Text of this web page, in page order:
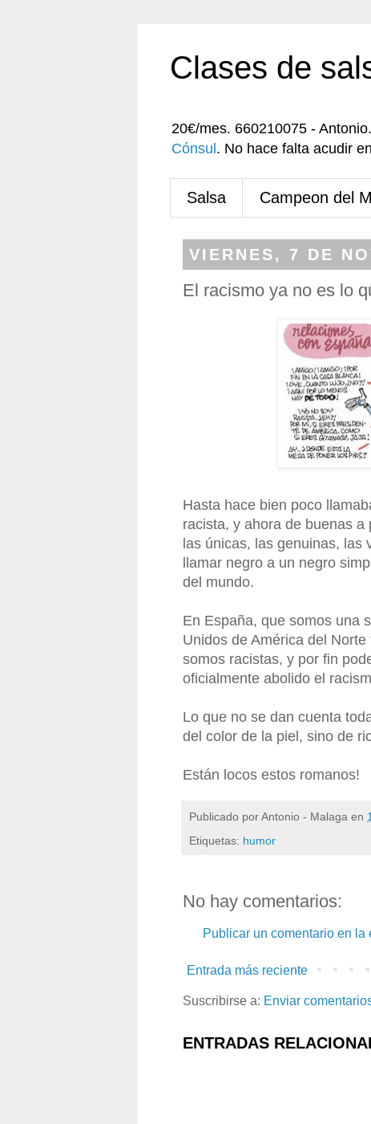
Clases de
20€/mes. 660210075 - Antonio.
Cónsul . No hace falta acudir
Salsa Campeon del
VIERNES, 7 DE
El racismo ya no es lo
Hasta hace bien poco
racista, y ahora de buenas
las únicas, las genuinas, las
llamar negro a un negro
del mundo.
En España, que somos una
Unidos de América del
somos racistas, y por fin
oficialmente abolido el
Lo que no se dan cuenta
del color de la piel, sino de
Están locos estos romanos!
Publicado porAntonio - Malaga en
Etiquetas: humor
No hay comentarios:
Publicar un comentario en la
Entrada más reciente
Suscribirse a: Enviar
ENTRADAS